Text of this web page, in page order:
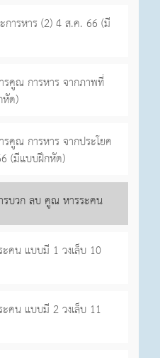
ารหาร (2) 4 ส.ค. 66 (มี
รคูณ การหาร จากภาพที่
ด)
คูณ การหาร จากประโยค
(มีแบบฝึกหัด)
รบวก ลบ คูณ หารระคน
คน แบบมี 1 วงเล็บ 10
คน แบบมี 2 วงเล็บ 11